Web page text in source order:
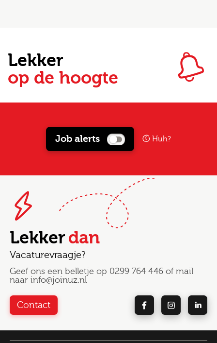
Lekker
op de hoogte
Job alerts Huh?
Lekkerdan
Vacaturevraagje?
Geef ons een belletje op 0299 764 446 of mail
naar info@joinuz.nl
Contact